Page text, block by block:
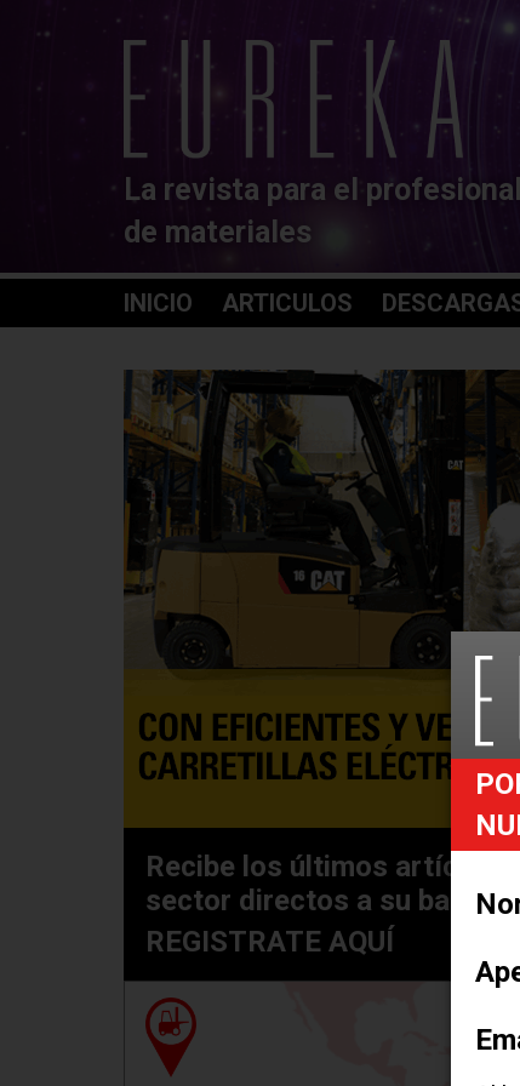
La revista para el
de materiales
INICIO ARTICULOS
Recibe los últimos
sector directos a su bandeja
REGISTRATE AQUÍ